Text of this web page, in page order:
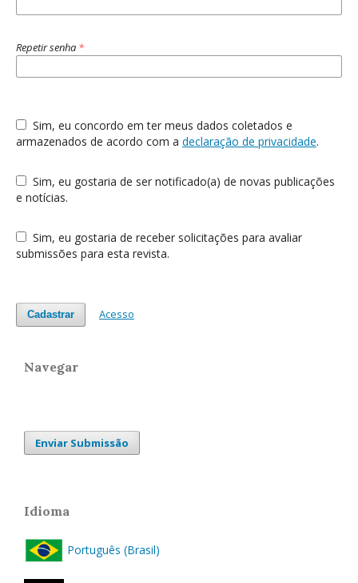
Repetir senha *
armazenados de acordo com a declaração de privacidade.
e notícias.
submissões para esta revista.
Cadastrar Acesso
Navegar
Enviar Submissão
Idioma
Português (Brasil)